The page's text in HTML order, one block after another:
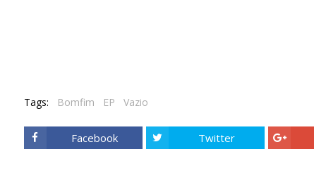
Tags: Bomfim EP Vazio
Facebook Twitter